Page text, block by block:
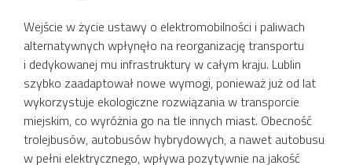
Wejście w życie ustawy o elektromobilności i paliwach
alternatywnych wpłynęło na reorganizację transportu
i dedykowanej mu infrastruktury w całym kraju. Lublin
szybko zaadaptował nowe wymogi, ponieważ już od lat
wykorzystuje ekologiczne rozwiązania w transporcie
miejskim, co wyróżnia go na tle innych miast. Obecność
trolejbusów, autobusów hybrydowych, a nawet autobusu
w pełni elektrycznego, wpływa pozytywnie na jakość